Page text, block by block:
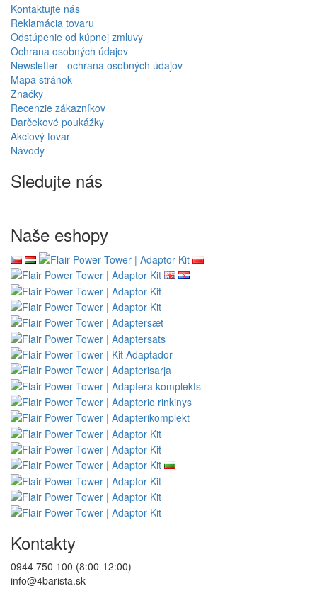
Kontaktujte nás
Reklamácia tovaru
Odstúpenie od kúpnej zmluvy
Ochrana osobných údajov
Newsletter - ochrana osobných údajov
Mapa stránok
Značky
Recenzie zákazníkov
Darčekové poukážky
Akciový tovar
Návody
Sledujte nás
Naše eshopy
Kontakty
0944 750 100 (8:00-12:00)
info@4barista.sk